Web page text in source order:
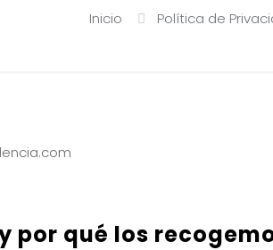
Inicio Política de
por qué los